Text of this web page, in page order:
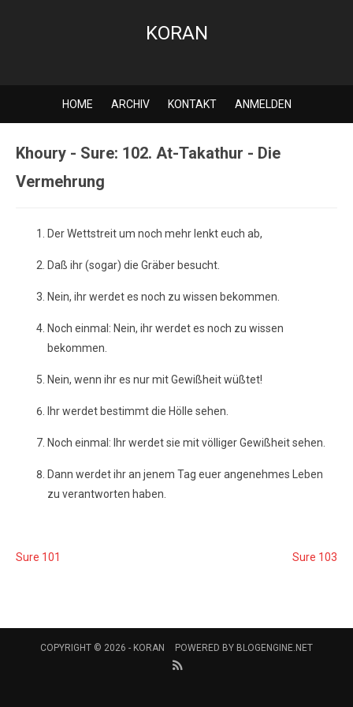
KORAN
HOME ARCHIV KONTAKT ANMELDEN
Khoury - Sure: 102. At-Takathur - Die
Vermehrung
Der Wettstreit um noch mehr lenkt euch ab,
Daß ihr (sogar) die Gräber besucht.
Nein, ihr werdet es noch zu wissen bekommen.
Noch einmal: Nein, ihr werdet es noch zu wissen
bekommen.
Nein, wenn ihr es nur mit Gewißheit wüßtet!
Ihr werdet bestimmt die Hölle sehen.
Noch einmal: Ihr werdet sie mit völliger Gewißheit sehen.
Dann werdet ihr an jenem Tag euer angenehmes Leben
zu verantworten haben.
Sure 101 Sure 103
COPYRIGHT © 2026 - KORAN POWERED BY BLOGENGINE.NET